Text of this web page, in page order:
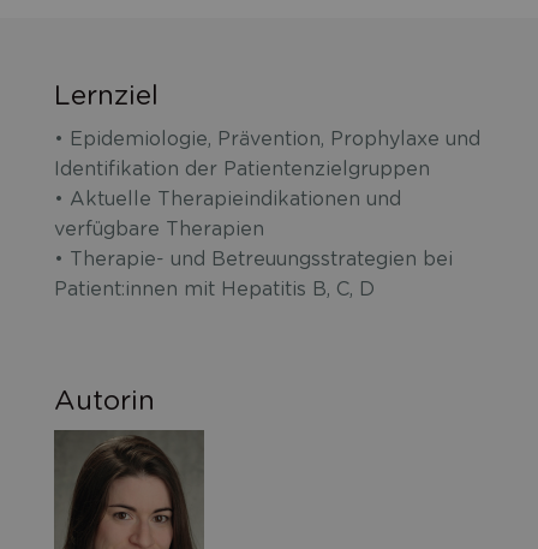
Lernziel
•
Epidemiologie, Prävention, Prophylaxe und
Identifikation der Patientenzielgruppen
• Aktuelle Therapieindikationen und
verfügbare Therapien
•
Therapie- und Betreuungsstrategien bei
Patient:innen mit Hepatitis B, C, D
Autorin